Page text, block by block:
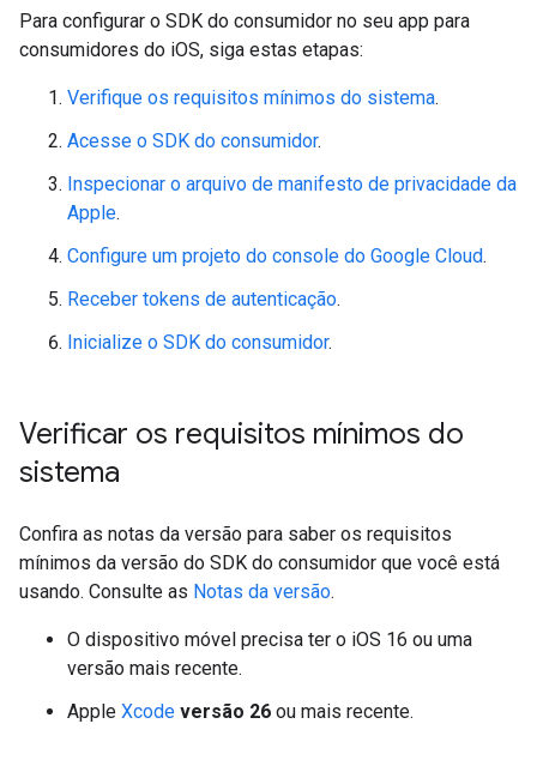
Para configurar o SDK do consumidor no seu app para
consumidores do iOS, siga estas etapas:
Verifique os requisitos mínimos do sistema.
Acesse o SDK do consumidor.
Inspecionar o arquivo de manifesto de privacidade da
Apple.
Configure um projeto do console do Google Cloud.
Receber tokens de autenticação.
Inicialize o SDK do consumidor.
Verificar os requisitos mínimos do
sistema
Confira as notas da versão para saber os requisitos
mínimos da versão do SDK do consumidor que você está
usando. Consulte as Notas da versão.
O dispositivo móvel precisa ter o iOS 16 ou uma
versão mais recente.
Apple Xcode versão 26 ou mais recente.